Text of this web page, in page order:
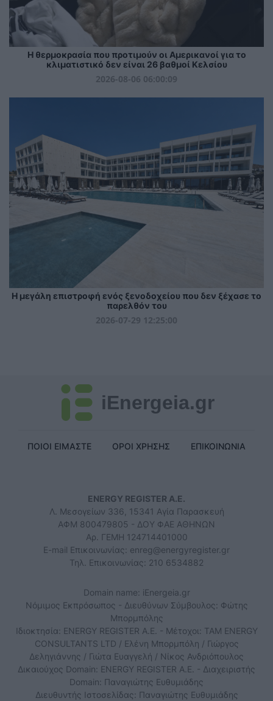
Η θερμοκρασία που προτιμούν οι Αμερικανοί για το
κλιματιστικό δεν είναι 26 βαθμοί Κελσίου
2026-08-06 06:00:09
Η μεγάλη επιστροφή ενός ξενοδοχείου που δεν ξέχασε το
παρελθόν του
2026-07-29 12:25:00
iEnergeia.gr
ΠΟΙΟΙ ΕΙΜΑΣΤΕ ΟΡΟΙ ΧΡΗΣΗΣ ΕΠΙΚΟΙΝΩΝΙΑ
ENERGY REGISTER Α.Ε.
Λ. Μεσογείων 336, 15341 Αγία Παρασκευή
ΑΦΜ 800479805 - ΔΟΥ ΦΑΕ ΑΘΗΝΩΝ
Αρ. ΓΕΜΗ 124714401000
E-mail Επικοινωνίας: enreg@energyregister.gr
Τηλ. Επικοινωνίας: 210 6534882
Domain name: iEnergeia.gr
Νόμιμος Εκπρόσωπος - Διευθύνων Σύμβουλος: Φώτης
Μπορμπόλης
Ιδιοκτησία: ENERGY REGISTER Α.Ε. - Μέτοχοι: TAM ENERGY
CONSULTANTS LTD / Ελένη Μπορμπόλη / Γιώργος
Δεληγιάννης / Γιώτα Ευαγγελή / Νίκος Ανδριόπουλος
Δικαιούχος Domain: ENERGY REGISTER Α.Ε. - Διαχειριστής
Domain: Παναγιώτης Ευθυμιάδης
Διευθυντής Ιστοσελίδας: Παναγιώτης Ευθυμιάδης